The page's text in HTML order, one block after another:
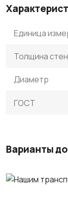
Единица
Толщина
Диаметр
ГОСТ
Варианты